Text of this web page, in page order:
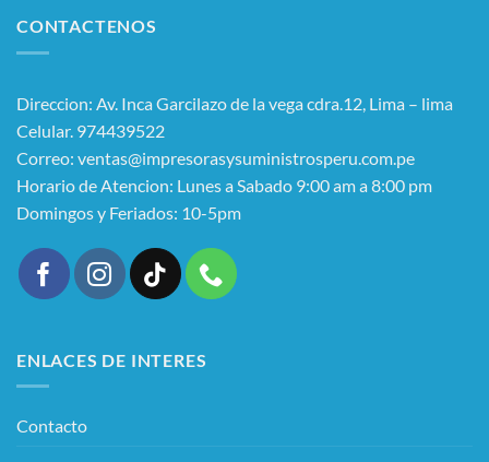
CONTACTENOS
Direccion: Av. Inca Garcilazo de la vega cdra.12, Lima – lima
Celular. 974439522
Correo: ventas@impresorasysuministrosperu.com.pe
Horario de Atencion: Lunes a Sabado 9:00 am a 8:00 pm
Domingos y Feriados: 10-5pm
ENLACES DE INTERES
Contacto